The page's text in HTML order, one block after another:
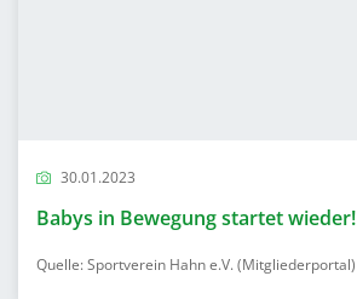
30.01.2023
Babys in Bewegung startet wieder!
Quelle: Sportverein Hahn e.V. (Mitgliederportal)